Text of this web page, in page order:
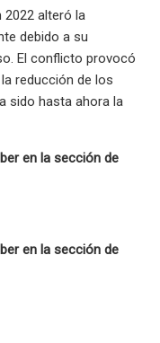
2022 alteró la
debido a su
El conflicto provocó
reducción de los
sido hasta ahora la
en la sección de
en la sección de